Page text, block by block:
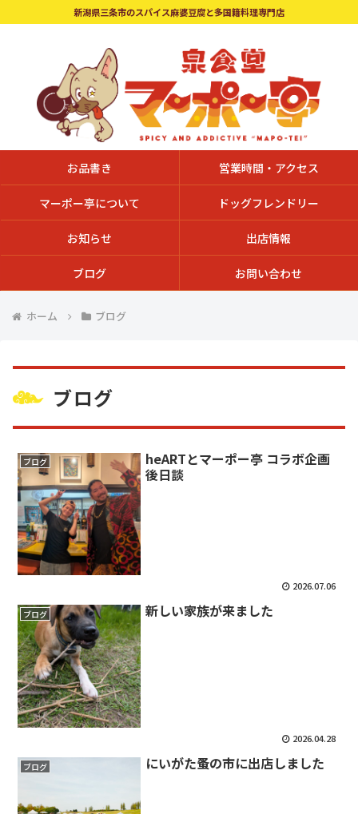
新潟県三条市のスパイス麻婆豆腐と多国籍料理専門店
お品書き 営業時間・アクセス
マーポー亭について ドッグフレンドリー
お知らせ 出店情報
ブログ お問い合わせ
ホーム ブログ
ブログ
ブログ
heARTとマーポー亭 コラボ企画
後日談
2026.07.06
ブログ 新しい家族が来ました
2026.04.28
ブログ にいがた蚤の市に出店しました